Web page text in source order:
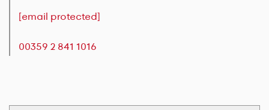
[email protected]
00359 2 841 1016